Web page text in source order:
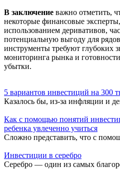
В заключение важно отметить,
некоторые финансовые
использованием деривативов,
потенциальную выгоду для
инструменты требуют глубоких
мониторинга рынка и
убытки.
5 вариантов инвестиций на 300
Казалось бы, из-за инфляции и
Как с помощью понятий
ребенка увлеченно учиться
Сложно представить, что с
Инвестиции в серебро
Серебро — один из самых